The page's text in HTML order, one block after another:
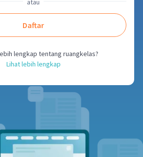
atau
Daftar
lengkap tentang ruangkelas?
Lihat lebih lengkap